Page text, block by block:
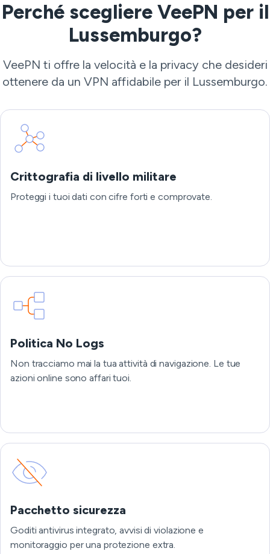
Perché scegliere VeePN per il
Lussemburgo?
VeePN ti offre la velocità e la privacy che desideri
ottenere da un VPN affidabile per il Lussemburgo.
Crittografia di livello militare
Proteggi i tuoi dati con cifre forti e comprovate.
Politica No Logs
Non tracciamo mai la tua attività di navigazione. Le tue
azioni online sono affari tuoi.
Pacchetto sicurezza
Goditi antivirus integrato, avvisi di violazione e
monitoraggio per una protezione extra.